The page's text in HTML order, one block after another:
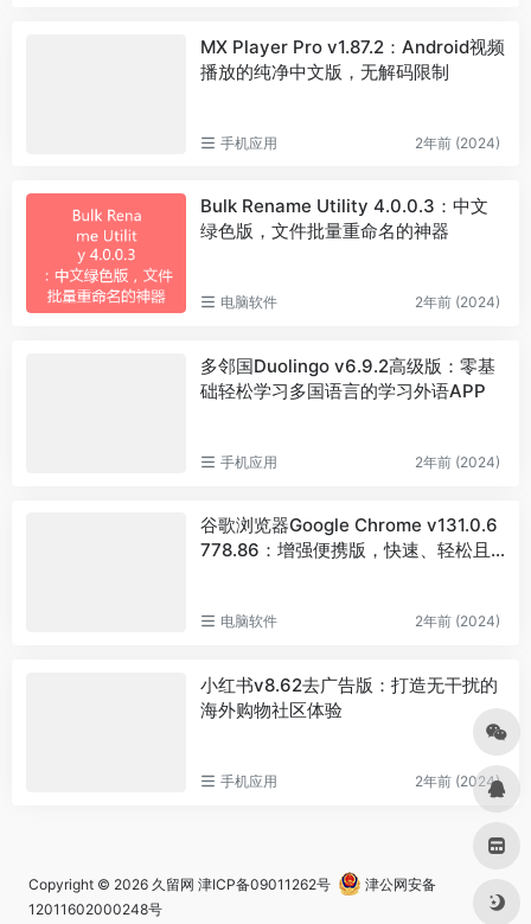
MX Player Pro v1.87.2：Android视频
播放的纯净中文版，无解码限制
手机应用 2年前 (2024)
Bulk Rename Utility 4.0.0.3：中文
绿色版，文件批量重命名的神器
电脑软件 2年前 (2024)
多邻国Duolingo v6.9.2高级版：零基
础轻松学习多国语言的学习外语APP
手机应用 2年前 (2024)
谷歌浏览器Google Chrome v131.0.6
778.86：增强便携版，快速、轻松且
电脑软件 2年前 (2024)
小红书v8.62去广告版：打造无干扰的
海外购物社区体验
手机应用 2年前 (2024)
Copyright © 2026 久留网 津ICP备09011262号
津公网安备
12011602000248号